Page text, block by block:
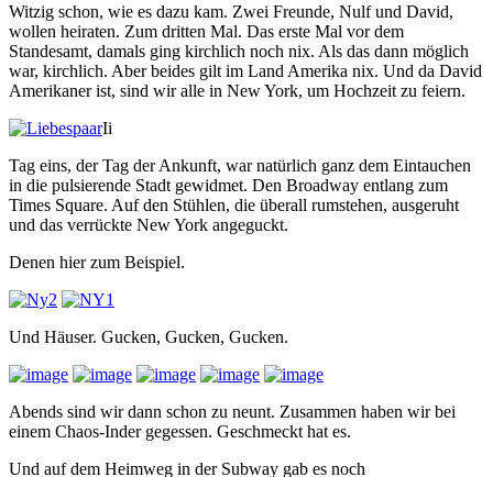
Witzig schon, wie es dazu kam. Zwei Freunde, Nulf und David,
wollen heiraten. Zum dritten Mal. Das erste Mal vor dem
Standesamt, damals ging kirchlich noch nix. Als das dann möglich
war, kirchlich. Aber beides gilt im Land Amerika nix. Und da David
Amerikaner ist, sind wir alle in New York, um Hochzeit zu feiern.
Ii
Tag eins, der Tag der Ankunft, war natürlich ganz dem Eintauchen
in die pulsierende Stadt gewidmet. Den Broadway entlang zum
Times Square. Auf den Stühlen, die überall rumstehen, ausgeruht
und das verrückte New York angeguckt.
Denen hier zum Beispiel.
Und Häuser. Gucken, Gucken, Gucken.
Abends sind wir dann schon zu neunt. Zusammen haben wir bei
einem Chaos-Inder gegessen. Geschmeckt hat es.
Und auf dem Heimweg in der Subway gab es noch